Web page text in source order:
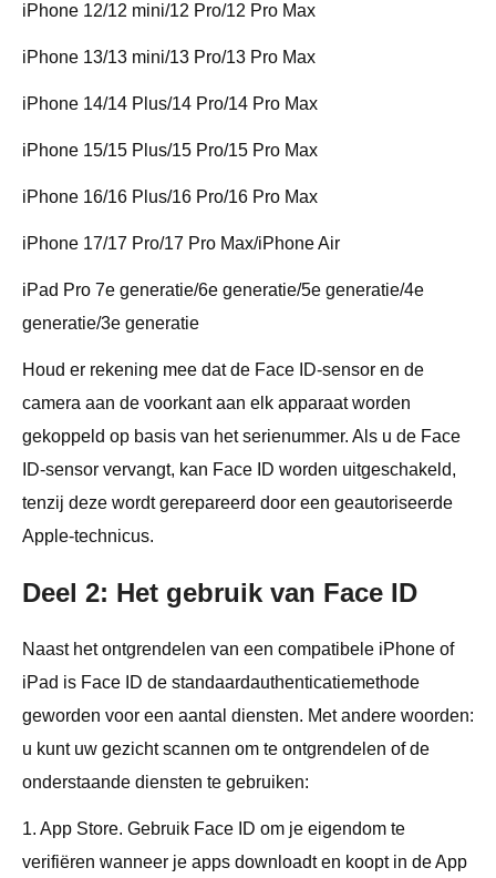
iPhone 12/12 mini/12 Pro/12 Pro Max
iPhone 13/13 mini/13 Pro/13 Pro Max
iPhone 14/14 Plus/14 Pro/14 Pro Max
iPhone 15/15 Plus/15 Pro/15 Pro Max
iPhone 16/16 Plus/16 Pro/16 Pro Max
iPhone 17/17 Pro/17 Pro Max/iPhone Air
iPad Pro 7e generatie/6e generatie/5e generatie/4e
generatie/3e generatie
Houd er rekening mee dat de Face ID-sensor en de
camera aan de voorkant aan elk apparaat worden
gekoppeld op basis van het serienummer. Als u de Face
ID-sensor vervangt, kan Face ID worden uitgeschakeld,
tenzij deze wordt gerepareerd door een geautoriseerde
Apple-technicus.
Deel 2: Het gebruik van Face ID
Naast het ontgrendelen van een compatibele iPhone of
iPad is Face ID de standaardauthenticatiemethode
geworden voor een aantal diensten. Met andere woorden:
u kunt uw gezicht scannen om te ontgrendelen of de
onderstaande diensten te gebruiken:
1. App Store. Gebruik Face ID om je eigendom te
verifiëren wanneer je apps downloadt en koopt in de App